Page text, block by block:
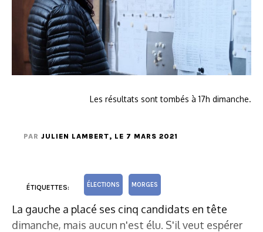
Les résultats sont tombés à 17h dimanche.
PAR JULIEN LAMBERT, LE 7 MARS 2021
ÉTIQUETTES: ÉLECTIONS MORGES
La gauche a placé ses cinq candidats en tête
dimanche, mais aucun n'est élu. S'il veut espérer